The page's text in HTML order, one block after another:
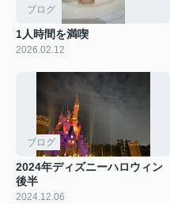
ブログ
1人時間を満喫
2026.02.12
ブログ
2024年ディズニーハロウィン
後半
2024.12.06